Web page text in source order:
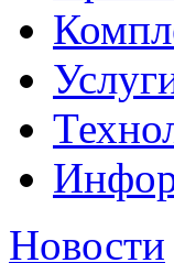
Новости